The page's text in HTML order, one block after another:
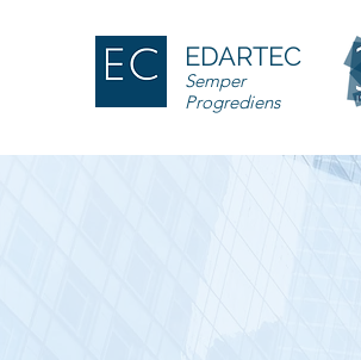
EDARTEC
Semper
Progrediens